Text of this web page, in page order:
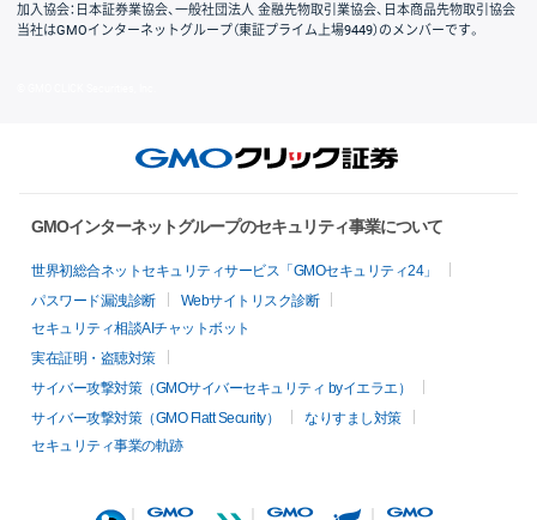
加入協会：日本証券業協会、一般社団法人 金融先物取引業協会、日本商品先物取引協会
当社はGMOインターネットグループ（東証プライム上場9449）のメンバーです。
GMOインターネットグループのセキュリティ事業について
世界初総合ネットセキュリティサービス「GMOセキュリティ24」
パスワード漏洩診断
Webサイトリスク診断
セキュリティ相談AIチャットボット
実在証明・盗聴対策
サイバー攻撃対策（GMOサイバーセキュリティ byイエラエ）
サイバー攻撃対策（GMO Flatt Security）
なりすまし対策
セキュリティ事業の軌跡